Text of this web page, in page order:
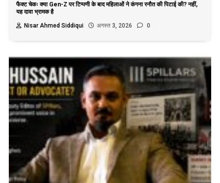
फैक्ट चेकः क्या Gen-Z पर टिप्पणी के बाद महिलाओं ने कंगना रनौत की पिटाई की? नहीं,
यह दावा भ्रामक है
Nisar Ahmed Siddiqui
अगस्त 3, 2026 0